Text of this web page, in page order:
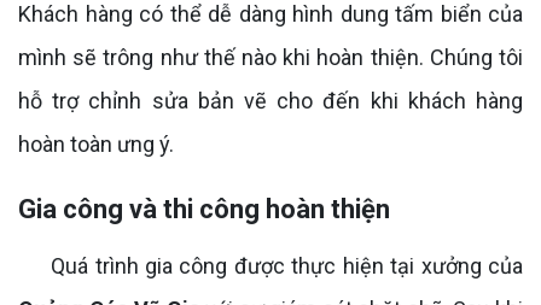
Khách hàng có thể dễ dàng hình dung tấm biển của
mình sẽ trông như thế nào khi hoàn thiện. Chúng tôi
hỗ trợ chỉnh sửa bản vẽ cho đến khi khách hàng
hoàn toàn ưng ý.
Gia công và thi công hoàn thiện
Quá trình gia công được thực hiện tại xưởng của